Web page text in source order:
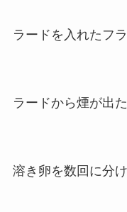
ラードを入れたフ
ラードから煙が出
溶き卵を数回に分